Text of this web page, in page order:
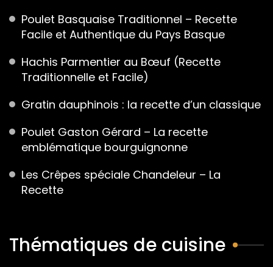
Poulet Basquaise Traditionnel – Recette
Facile et Authentique du Pays Basque
Hachis Parmentier au Bœuf (Recette
Traditionnelle et Facile)
Gratin dauphinois : la recette d’un classique
Poulet Gaston Gérard – La recette
emblématique bourguignonne
Les Crêpes spéciale Chandeleur – La
Recette
Thématiques de cuisine